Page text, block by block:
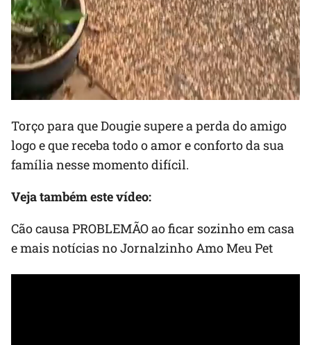
Torço para que Dougie supere a perda do amigo
logo e que receba todo o amor e conforto da sua
família nesse momento difícil.
Veja também este vídeo:
Cão causa PROBLEMÃO ao ficar sozinho em casa
e mais notícias no Jornalzinho Amo Meu Pet